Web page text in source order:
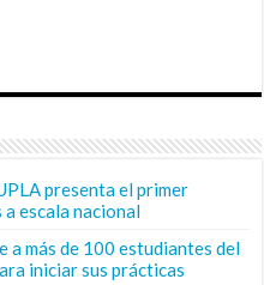
presenta el primer
escala nacional
a más de 100 estudiantes del
iniciar sus prácticas